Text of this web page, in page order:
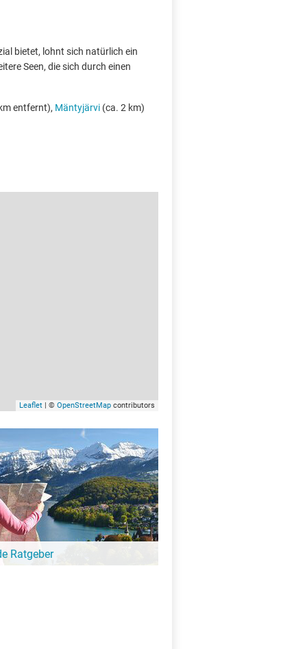
bietet, lohnt sich natürlich ein
Seen, die sich durch einen
entfernt), Mäntyjärvi (ca. 2 km)
Leaflet | © OpenStreetMap contributors
Ratgeber